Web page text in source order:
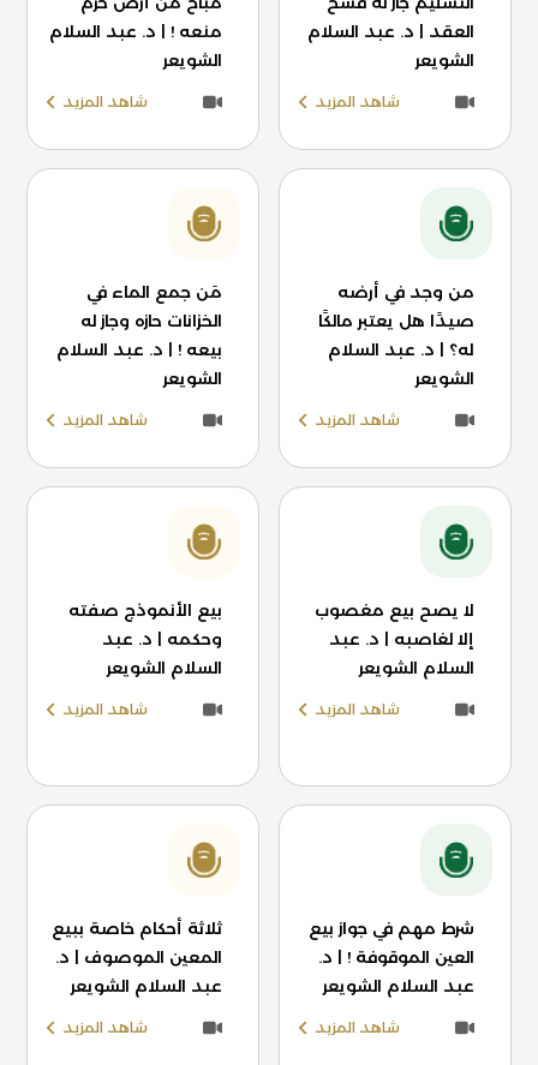
العقد | د. عبد السلام
الشويعر
شاهد المزيد
منعه ! | د. عبد السلام
الشويعر
شاهد المزيد
من وجد في أرضه
صيدًا هل يعتبر مالكًا
له؟ | د. عبد السلام
الشويعر
شاهد المزيد
مَن جمع الماء في
الخزانات حازه وجاز له
بيعه ! | د. عبد السلام
الشويعر
شاهد المزيد
لا يصح بيع مغصوب
إلا لغاصبه | د. عبد
السلام الشويعر
شاهد المزيد
بيع الأنموذج صفته
وحكمه | د. عبد
السلام الشويعر
شاهد المزيد
شرط مهم في جواز بيع
العين الموقوفة ! | د.
عبد السلام الشويعر
شاهد المزيد
ثلاثة أحكام خاصة ببيع
المعين الموصوف | د.
عبد السلام الشويعر
شاهد المزيد